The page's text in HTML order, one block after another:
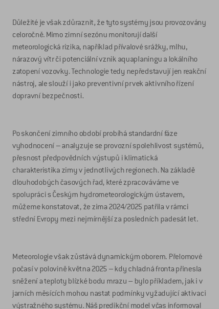
Důležité je však zdůraznit, že tyto systémy jsou provozovány
celoročně. Mimo zimní sezónu monitorují další
meteorologická rizika, například přívalové srážky, mlhu,
nárazový vítr či potenciální vznik aquaplaningu a lokálního
zatopení vozovky. Technologie tedy nepředstavují jen reakční
nástroj, ale slouží i jako preventivní prvek aktivního řízení
dopravní bezpečnosti.
Po skončení zimního období probíhá standardní fáze
vyhodnocení – analyzuje se provozní spolehlivost systémů,
přesnost předpovědních výstupů i klimatická
charakteristika zimy v jednotlivých regionech. Na základě
dlouhodobých časových řad, které zpracováváme ve
spolupráci s Českým hydrometeorologickým ústavem,
můžeme konstatovat, že zima 2024/2025 patřila v rámci
střední Evropy mezi nejmírnější za posledních padesát let.
Meteorologie však zůstává dynamickým oborem. Přelomové
počasí v polovině května 2025 – kdy chladná fronta přinesla
sněžení a teploty blízké bodu mrazu – bylo příkladem, jak i v
jarních měsících mohou nastat podmínky vyžadující aktivaci
výstražného systému. Náš predikční model včas informoval